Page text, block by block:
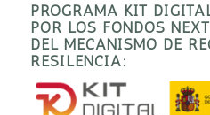
PROGRAMA KIT
POR LOS FONDOS
DEL MECANISMO DE
RESILENCIA: